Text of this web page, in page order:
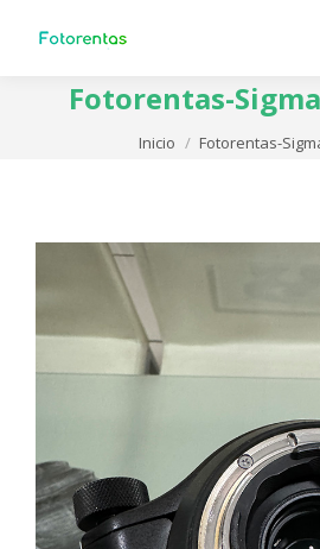
Fotorentas-
Estás aquí:
Inicio Fotorentas-